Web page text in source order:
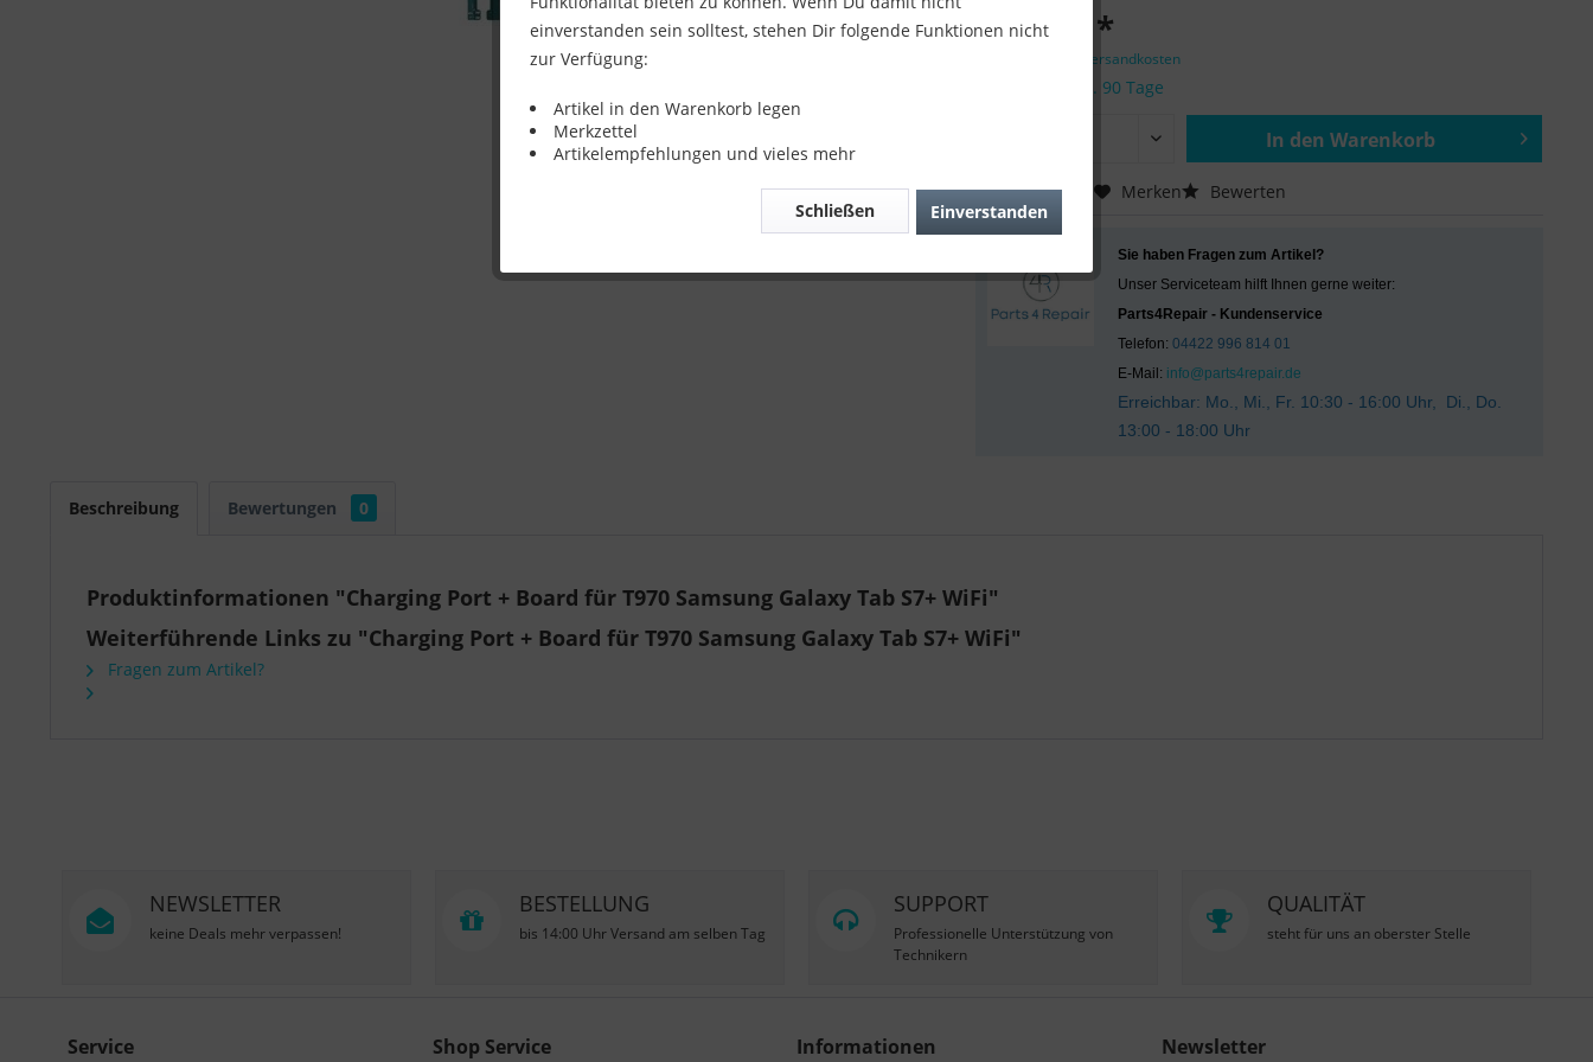
24,90 € *
zzgl. Versandkosten
Lieferzeit ca. 90 Tage
In den Warenkorb
Vergleichen Merken Bewerten
Sie haben Fragen zum Artikel?
Unser Serviceteam hilft Ihnen gerne weiter:
Parts4Repair - Kundenservice
Telefon:04422 996 814 01
E-Mail: info@parts4repair.de
Erreichbar: Mo., Mi., Fr. 10:30 - 16:00 Uhr, Di., Do.
13:00 - 18:00 Uhr
Beschreibung Bewertungen 0
Produktinformationen "Charging Port + Board für T970 Samsung Galaxy Tab S7+ WiFi"
Weiterführende Links zu "Charging Port + Board für T970 Samsung Galaxy Tab S7+ WiFi"
Fragen zum Artikel?
NEWSLETTER
keine Deals mehr verpassen!
BESTELLUNG
bis 14:00 Uhr Versand am selben Tag
SUPPORT
Professionelle Unterstützung von
Technikern
QUALITÄT
steht für uns an oberster Stelle
Service Shop Service Informationen Newsletter
einverstanden sein solltest, stehen Dir folgende Funktionen nicht
zur Verfügung:
Artikel in den Warenkorb legen
Merkzettel
Artikelempfehlungen und vieles mehr
Einverstanden
Schließen